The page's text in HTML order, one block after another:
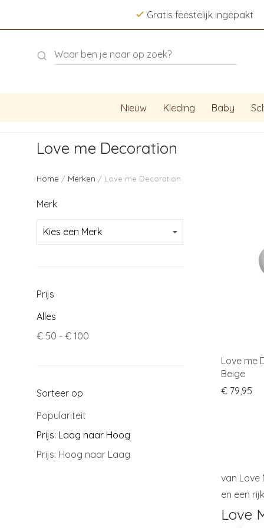
Gratis feestelijk ingepakt
Nieuw Kleding Baby
Love me Decoration
Home / Merken / Love me Decoration
Merk
Prijs
Alles
€ 50 - € 100
Sorteer op
Populariteit
Prijs: Laag naar Hoog
Prijs: Hoog naar Laag
Love me
Beige
€79,95
van Love
en een
Love